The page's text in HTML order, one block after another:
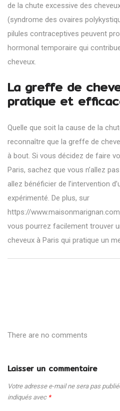
de la chute excessive des
(syndrome des ovaires
pilules contraceptives peuvent
hormonal temporaire qui
cheveux.
La greffe de
pratique et
Quelle que soit la cause de la
reconnaître que la greffe de
à bout. Si vous décidez de faire
Paris, sachez que vous n’allez
allez bénéficier de l’intervention
expérimenté. De plus, sur
https://
vous pourrez facilement trouver
cheveux à Paris qui pratique un
There are no comments
Laisser un commentaire
Votre adresse e-mail ne sera pas
indiqués avec *